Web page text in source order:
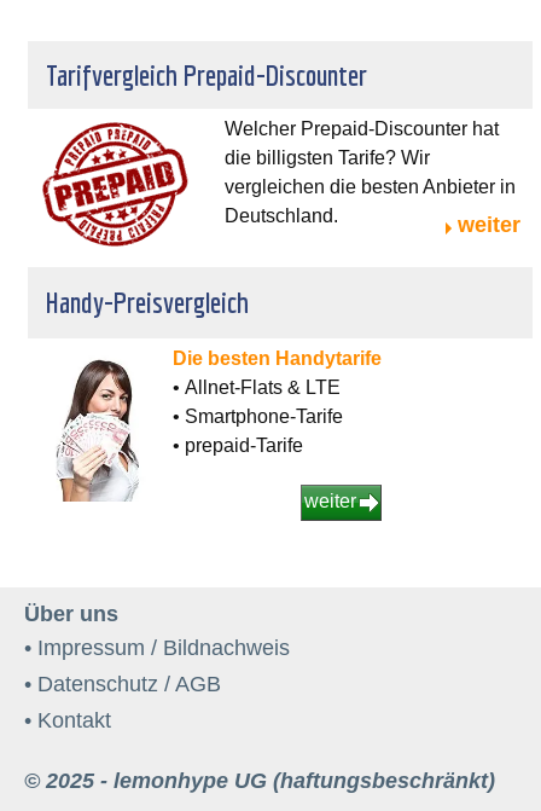
Tarifvergleich Prepaid-Discounter
Welcher Prepaid-Discounter hat
die billigsten Tarife? Wir
vergleichen die besten Anbieter in
Deutschland.
weiter
Handy-Preisvergleich
Die besten Handytarife
• Allnet-Flats & LTE
• Smartphone-Tarife
• prepaid-Tarife
weiter
Über uns
• Impressum / Bildnachweis
• Datenschutz / AGB
• Kontakt
© 2025 - lemonhype UG (haftungsbeschränkt)